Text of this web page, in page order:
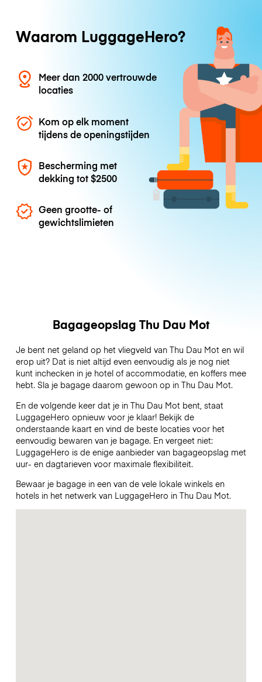
Waarom LuggageHero?
Meer dan 2000 vertrouwde
locaties
Kom op elk moment
tijdens de openingstijden
Bescherming met
dekking tot$2500
Geen grootte- of
gewichtslimieten
Bagageopslag Thu Dau Mot
Je bent net geland op het vliegveld van Thu Dau Mot en wil
erop uit? Dat is niet altijd even eenvoudig als je nog niet
kunt inchecken in je hotel of accommodatie, en koffers mee
hebt. Sla je bagage daarom gewoon op in Thu Dau Mot.
En de volgende keer dat je in Thu Dau Mot bent, staat
LuggageHero opnieuw voor je klaar! Bekijk de
onderstaande kaart en vind de beste locaties voor het
eenvoudig bewaren van je bagage. En vergeet niet:
LuggageHero is de enige aanbieder van bagageopslag met
uur- en dagtarieven voor maximale flexibiliteit.
Bewaar je bagage in een van de vele lokale winkels en
hotels in het netwerk van LuggageHero in Thu Dau Mot.